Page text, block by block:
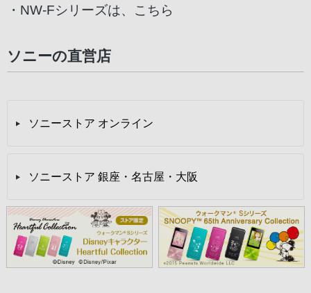
・NW-Fシリーズは、 こちら
ソニーの直営店
ソニーストア オンライン
ソニーストア 銀座・名古屋・大阪